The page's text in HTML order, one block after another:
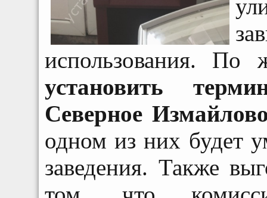
использования. По
установить
Северное
одном из них будет
заведения. Также